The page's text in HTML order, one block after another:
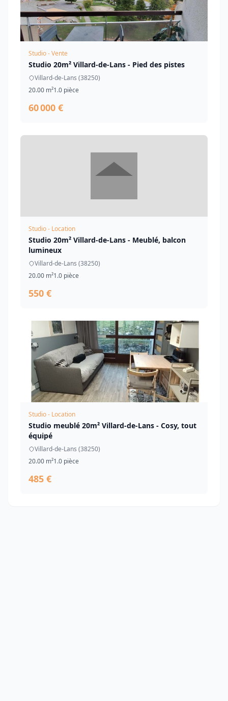
Studio - Vente
Studio 20m² Villard-de-Lans - Pied des pistes
Villard-de-Lans (38250)
20.00 m²1.0 pièce
60 000 €
Studio - Location
Studio 20m² Villard-de-Lans - Meublé, balcon
lumineux
Villard-de-Lans (38250)
20.00 m²1.0 pièce
550 €
Studio - Location
Studio meublé 20m² Villard-de-Lans - Cosy, tout
équipé
Villard-de-Lans (38250)
20.00 m²1.0 pièce
485 €